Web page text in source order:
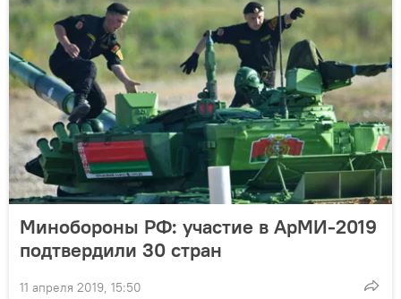
Минобороны РФ: участие в АрМИ-2019
подтвердили 30 стран
11 апреля 2019, 15:50